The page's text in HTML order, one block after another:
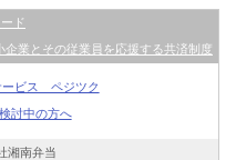
ド
企業とその従業員を応援する共済制度
ービス ペジツク
討中の方へ
湘南弁当